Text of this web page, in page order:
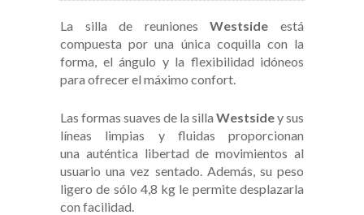
La silla de reunionesWestside está
compuesta por una única coquilla con la
forma, el ángulo y la flexibilidad idóneos
para ofrecer el máximo confort.
Las formas suaves de la silla Westsidey sus
líneas limpias y fluidas proporcionan
una auténtica libertad de movimientos al
usuario una vez sentado. Además, su peso
ligero de sólo 4,8 kg le permite desplazarla
con facilidad.